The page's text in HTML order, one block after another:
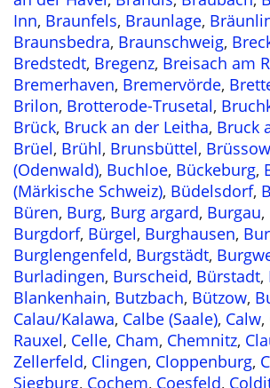
Inn, Braunfels, Braunlage,
Braunsbedra, Braunschweig,
Bredstedt, Bregenz, Breisach am
Bremerhaven, Bremervörde,
Brilon, Brotterode-Trusetal,
Brück, Bruck an der Leitha, Bruck
Brüel, Brühl, Brunsbüttel, Brüssow
(Odenwald), Buchloe, Bückeburg,
(Märkische Schweiz), Büdelsdorf,
Büren, Burg, Burg argard, Burgau,
Burgdorf, Bürgel, Burghausen,
Burglengenfeld, Burgstädt,
Burladingen, Burscheid, Bürstadt,
Blankenhain, Butzbach, Bützow,
Calau/Kalawa, Calbe (Saale), Calw,
Rauxel, Celle, Cham, Chemnitz,
Zellerfeld, Clingen, Cloppenburg,
Siegburg, Cochem, Coesfeld,